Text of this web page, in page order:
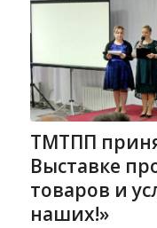
ТМТПП
Выставке
товаров и
наших!»